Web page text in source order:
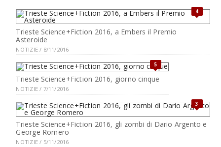
4
Trieste Science+Fiction 2016, a Embers il Premio
Asteroide
NOTIZIE / 8/11/2016
5
Trieste Science+Fiction 2016, giorno cinque
NOTIZIE / 7/11/2016
3
Trieste Science+Fiction 2016, gli zombi di Dario Argento e
George Romero
NOTIZIE / 5/11/2016